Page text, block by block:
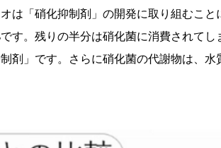
は「硝化抑制剤」の開発に取り組むこ
す。残りの半分は硝化菌に消費されて
剤」です。さらに硝化菌の代謝物は、